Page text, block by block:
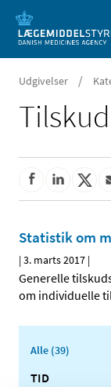
Udgivelser /
Statistik om
|3. marts 2017 |
Generelle
om individuelle
Alle (39)
TID